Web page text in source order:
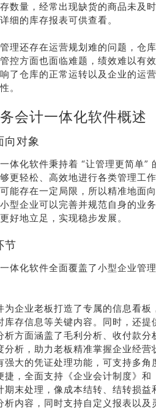
热线
400-178-
3238
在线沟
通
数量，经常出现缺货的商品未及
细的库存报表可供查看。
理还存在运营规划难的问题，仓
控方面也面临难题，绩效难以有
了仓库的正常运转以及企业的运
。
会计一体化软件概述
向对象
体化软件秉持着 “让管理更简单”
更轻松、高效地进行各类管理工
能存在一定局限，所以精准地面
型企业可以完善并规范自身的业
好地立足，实现稳步发展。
节
体化软件全面覆盖了小型企业管
为企业老板打造了专属的信息看
库存信息等关键内容。同时，还
析方面涵盖了毛利分析、收付款
分析，助力老板精准掌握企业经营
强大的凭证处理功能，可支持多
捷，全面支持《企业会计制度》
期末处理，像成本结转、结转损益
析内容，同时支持自定义报表以